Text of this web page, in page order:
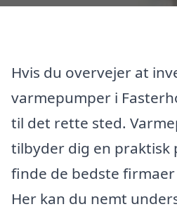
Hvis du overvejer at
varmepumper i
til det rette sted.
tilbyder dig en praktisk
finde de bedste
Her kan du nemt